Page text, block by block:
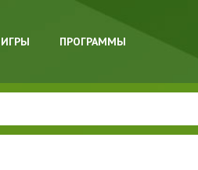
ИГРЫ ПРОГРАММЫ